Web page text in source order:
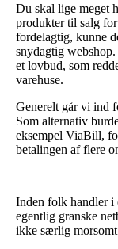
Du skal lige meget
produkter til salg
fordelagtig, kunne
snydagtig
et lovbud, som
varehuse.
Generelt går vi ind
Som alternativ
eksempel ViaBill,
betalingen af flere
Inden folk handler i
egentlig granske
ikke særlig